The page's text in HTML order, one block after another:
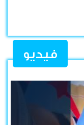
فيديو